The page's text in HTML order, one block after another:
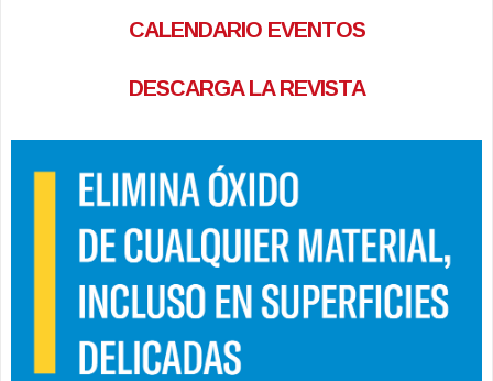
CALENDARIO EVENTOS
DESCARGA LA REVISTA